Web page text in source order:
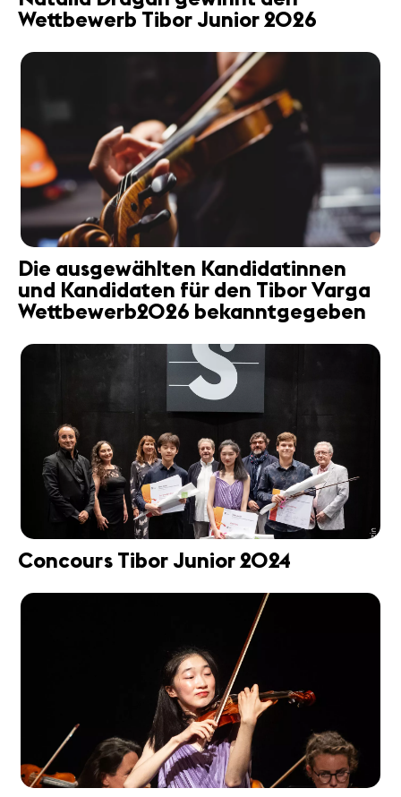
Medien
Presse
Jobs
Über uns
Impressum
Kontakt
Wettbewerb Tibor Junior 2026
Die ausgewählten Kandidatinnen
und Kandidaten für den Tibor Varga
Wettbewerb2026 bekanntgegeben
Concours Tibor Junior 2024